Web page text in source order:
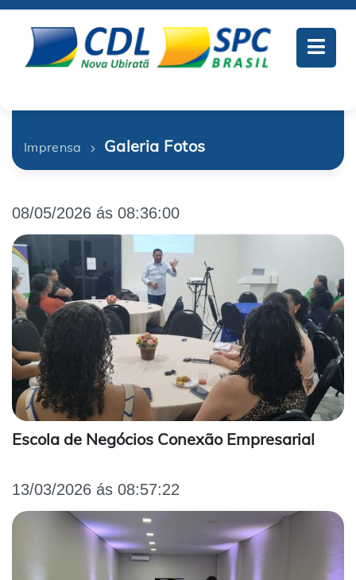
Imprensa Galeria Fotos
08/05/2026 ás 08:36:00
Escola de Negócios Conexão Empresarial
13/03/2026 ás 08:57:22